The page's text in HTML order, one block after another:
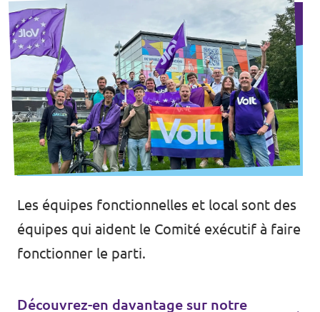
Les équipes fonctionnelles et local sont des
équipes qui aident le Comité exécutif à faire
fonctionner le parti.
Découvrez-en davantage sur notre